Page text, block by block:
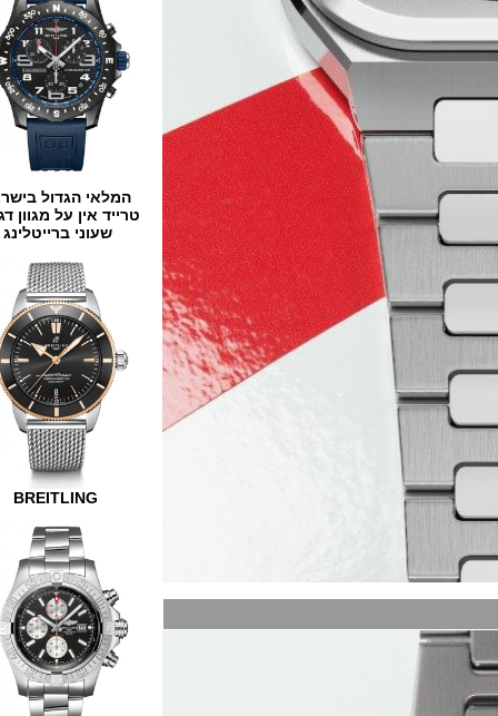
המלאי הגדול בישראל
טרייד אין על מגוון דגמים
שעוני ברייטלינג
BREITLING